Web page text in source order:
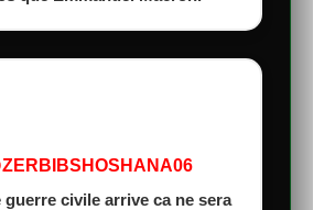
guerre civile arrive ca ne sera